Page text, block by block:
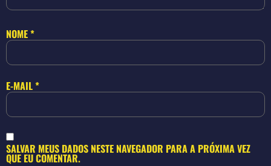
NOME*
E-MAIL*
SALVAR MEUS DADOS NESTE NAVEGADOR PARA A PRÓXIMA VEZ
QUE EU COMENTAR.